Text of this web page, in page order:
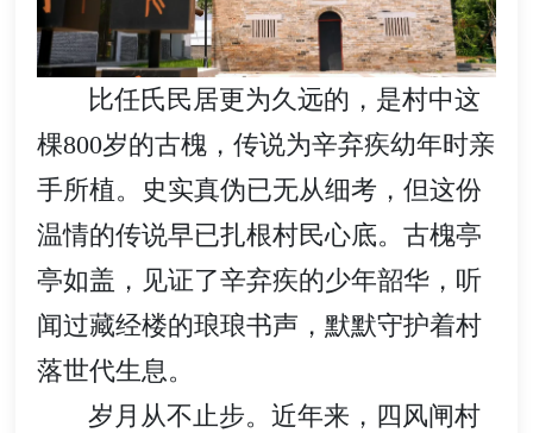
比任氏民居更为久远的，是村中这
棵800岁的古槐，传说为辛弃疾幼年时亲
手所植。史实真伪已无从细考，但这份
温情的传说早已扎根村民心底。古槐亭
亭如盖，见证了辛弃疾的少年韶华，听
闻过藏经楼的琅琅书声，默默守护着村
落世代生息。
岁月从不止步。近年来，四风闸村